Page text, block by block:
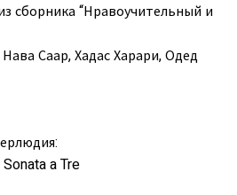
сборника “Нравоучительный и
Саар, Хадас Харари, Одед
a Tre